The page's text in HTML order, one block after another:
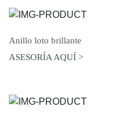
Anillo loto brillante
ASESORÍA AQUÍ >